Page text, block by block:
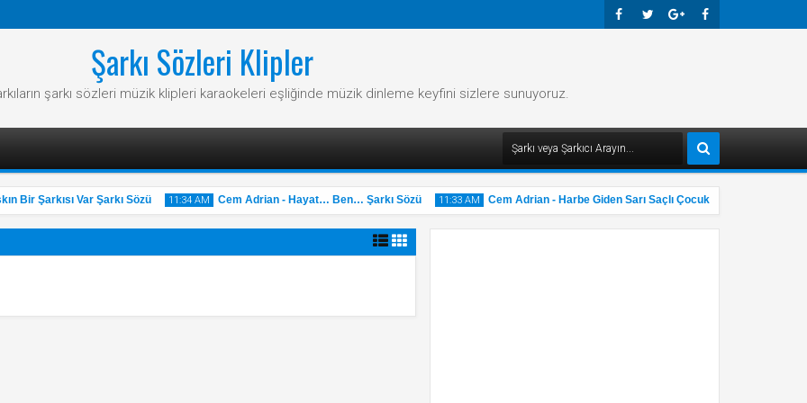
Şarkı Sözleri Klipler
şarkı sözleri müzik klipleri karaokeleri eşliğinde müzik dinleme keyfini sizlere sunuyoruz.
Şarkısı Var Şarkı Sözü 11:34 AM Cem Adrian - Hayat… Ben… Şarkı Sözü 11:33 AM Cem Adrian - Harbe Giden Sarı Saçlı Çocuk Şarkı Sözü